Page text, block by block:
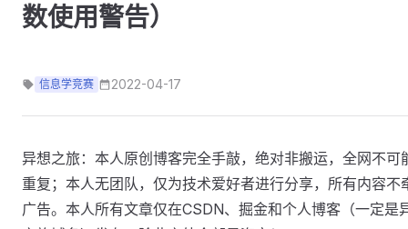
数使用警告）
信息学竞赛 2022-04-17
异想之旅：本人原创博客完全手敲，绝对非搬运，全网不可
重复；本人无团队，仅为技术爱好者进行分享，所有内容不
广告。本人所有文章仅在CSDN、掘金和个人博客（一定是